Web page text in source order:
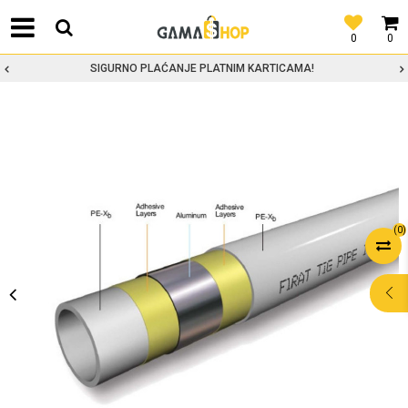
0
0
SIGURNO PLAĆANJE PLATNIM KARTICAMA!
(0)
POMOĆ PRI